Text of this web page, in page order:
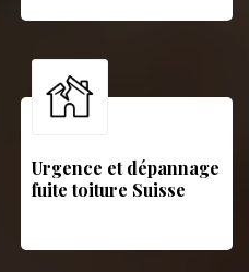
Urgence et dépannage
fuite toiture Suisse